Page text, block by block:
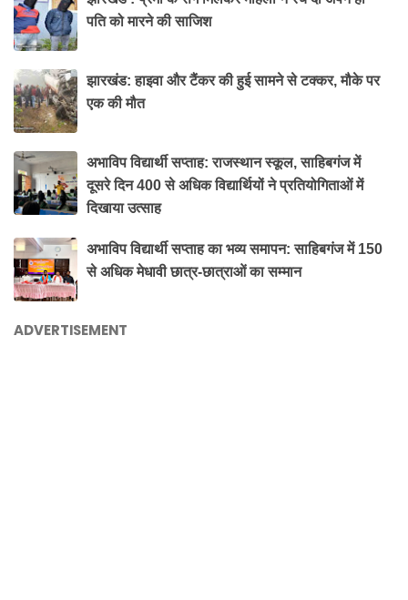
पति को मारने की साजिश
झारखंड: हाइवा और टैंकर की हुई सामने से टक्कर, मौके पर
एक की मौत
अभाविप विद्यार्थी सप्ताह: राजस्थान स्कूल, साहिबगंज में
दूसरे दिन 400 से अधिक विद्यार्थियों ने प्रतियोगिताओं में
दिखाया उत्साह
अभाविप विद्यार्थी सप्ताह का भव्य समापन: साहिबगंज में 150
से अधिक मेधावी छात्र-छात्राओं का सम्मान
ADVERTISEMENT